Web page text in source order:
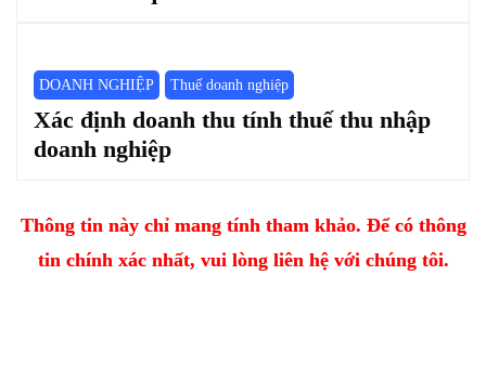
DOANH NGHIỆP Thuế doanh nghiệp
Xác định doanh thu tính thuế thu nhập
doanh nghiệp
Thông tin này chỉ mang tính tham khảo. Để có thông
tin chính xác nhất, vui lòng liên hệ với chúng tôi.